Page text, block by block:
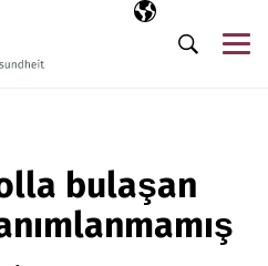
Seçili dil
TR
Arama
bulaşan